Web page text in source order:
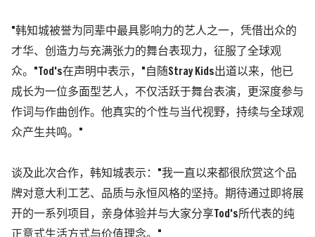
"韩知城被誉为同辈中最具影响力的艺人之一，凭借出众的
才华、创造力与充满张力的舞台表现力，征服了全球观
众。"Tod's在声明中表示，"自随Stray Kids出道以来，他已
成长为一位多面型艺人，不仅活跃于舞台表演，更深度参与
作词与作曲创作。他真实的个性与当代视野，持续与全球观
众产生共鸣。"
谈及此次合作，韩知城表示："我一直以来都很欣赏这个品
牌对意大利工艺、品质与永恒风格的坚持。期待通过即将展
开的一系列项目，亲身体验并与大家分享Tod's所代表的纯
正意式生活方式与价值理念。"